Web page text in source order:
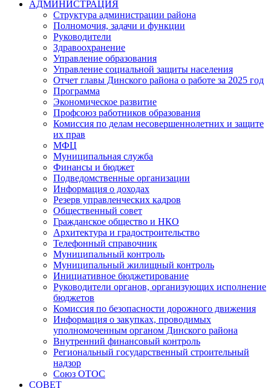
АДМИНИСТРАЦИЯ
Структура администрации района
Полномочия, задачи и функции
Руководители
Здравоохранение
Управление образования
Управление социальной защиты населения
Отчет главы Динского района о работе за 2025 год
Программа
Экономическое развитие
Профсоюз работников образования
Комиссия по делам несовершеннолетних и защите
их прав
МФЦ
Муниципальная служба
Финансы и бюджет
Подведомственные организации
Информация о доходах
Резерв управленческих кадров
Общественный совет
Гражданское общество и НКО
Архитектура и градостроительство
Телефонный справочник
Муниципальный контроль
Муниципальный жилищный контроль
Инициативное бюджетирование
Руководители органов, организующих исполнение
бюджетов
Комиссия по безопасности дорожного движения
Информация о закупках, проводимых
уполномоченным органом Динского района
Внутренний финансовый контроль
Региональный государственный строительный
надзор
Союз ОТОС
СОВЕТ